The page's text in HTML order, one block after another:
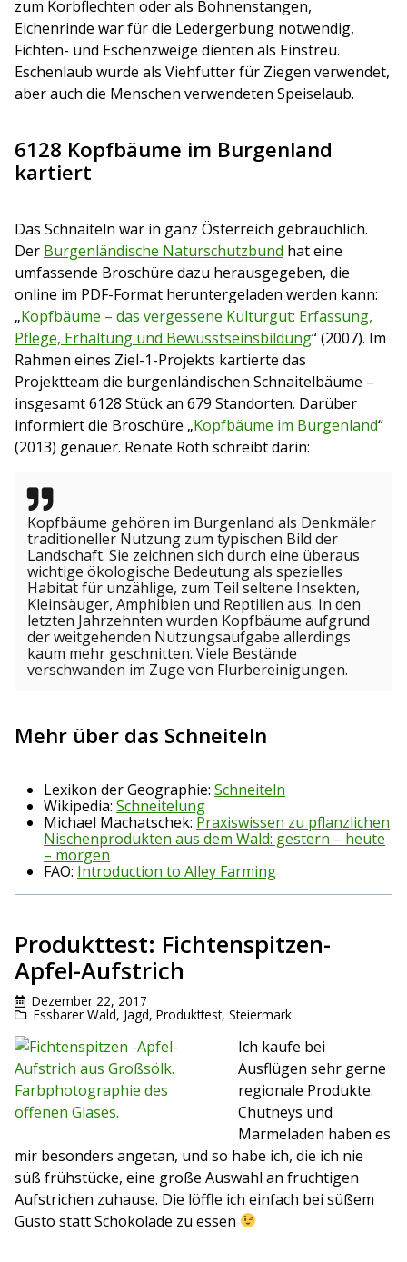
zum Korbflechten oder als Bohnenstangen,
Eichenrinde war für die Ledergerbung notwendig,
Fichten- und Eschenzweige dienten als Einstreu.
Eschenlaub wurde als Viehfutter für Ziegen verwendet,
aber auch die Menschen verwendeten Speiselaub.
6128 Kopfbäume im Burgenland
kartiert
Das Schnaiteln war in ganz Österreich gebräuchlich.
Der Burgenländische Naturschutzbund hat eine
umfassende Broschüre dazu herausgegeben, die
online im PDF-Format heruntergeladen werden kann:
„Kopfbäume – das vergessene Kulturgut: Erfassung,
Pflege, Erhaltung und Bewusstseinsbildung“ (2007). Im
Rahmen eines Ziel-1-Projekts kartierte das
Projektteam die burgenländischen Schnaitelbäume –
insgesamt 6128 Stück an 679 Standorten. Darüber
informiert die Broschüre „Kopfbäume im Burgenland“
(2013) genauer. Renate Roth schreibt darin:
Kopfbäume gehören im Burgenland als Denkmäler
traditioneller Nutzung zum typischen Bild der
Landschaft. Sie zeichnen sich durch eine überaus
wichtige ökologische Bedeutung als spezielles
Habitat für unzählige, zum Teil seltene Insekten,
Kleinsäuger, Amphibien und Reptilien aus. In den
letzten Jahrzehnten wurden Kopfbäume aufgrund
der weitgehenden Nutzungsaufgabe allerdings
kaum mehr geschnitten. Viele Bestände
verschwanden im Zuge von Flurbereinigungen.
Mehr über das Schneiteln
Lexikon der Geographie: Schneiteln
Wikipedia: Schneitelung
Michael Machatschek: Praxiswissen zu pflanzlichen
Nischenprodukten aus dem Wald: gestern – heute
– morgen
FAO: Introduction to Alley Farming
Produkttest: Fichtenspitzen-
Apfel-Aufstrich
Dezember 22, 2017
Essbarer Wald, Jagd, Produkttest, Steiermark
Ich kaufe bei
Ausflügen sehr gerne
regionale Produkte.
Chutneys und
Marmeladen haben es
mir besonders angetan, und so habe ich, die ich nie
süß frühstücke, eine große Auswahl an fruchtigen
Aufstrichen zuhause. Die löffle ich einfach bei süßem
Gusto statt Schokolade zu essen